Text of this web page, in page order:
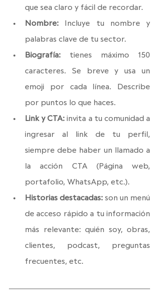
que sea claro y fácil de recordar.
Nombre:
Incluye tu nombre y
palabras clave de tu sector.
Biografía: tienes máximo 150
caracteres. Se breve y usa un
emoji por cada línea. Describe
por puntos lo que haces.
Link y CTA: invita a tu comunidad a
ingresar al link de tu perfil,
siempre debe haber un llamado a
la acción CTA (Página web,
portafolio, WhatsApp, etc.).
Historias destacadas: son un menú
de acceso rápido a tu información
más relevante: quién soy, obras,
clientes, podcast, preguntas
frecuentes, etc.